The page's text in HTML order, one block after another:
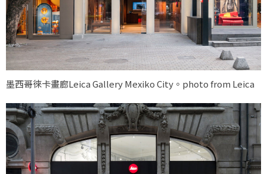
墨西哥徠卡畫廊Leica Gallery Mexiko City。photo from Leica